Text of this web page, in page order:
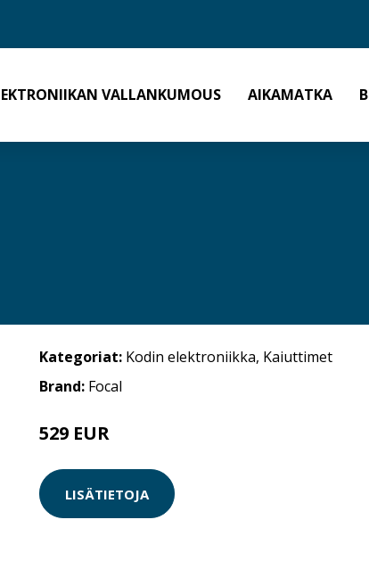
VALLANKUMOUS AIKAMATKA
Kategoriat: Kodin elektroniikka, Kaiuttimet
Brand: Focal
529 EUR
LISÄTIETOJA